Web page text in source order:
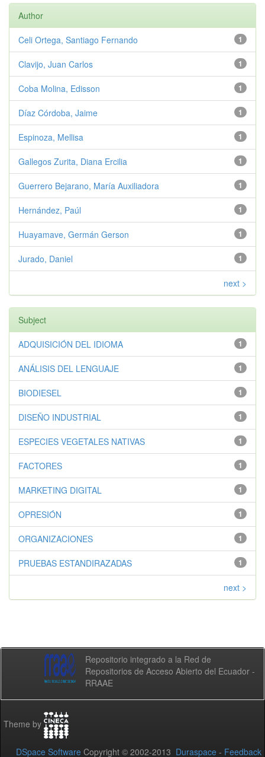
Author
1
Celi Ortega, Santiago Fernando
1
Clavijo, Juan Carlos
1
Coba Molina, Edisson
1
Díaz Córdoba, Jaime
1
Espinoza, Mellisa
1
Gallegos Zurita, Diana Ercilia
1
Guerrero Bejarano, María Auxiliadora
1
Hernández, Paúl
1
Huayamave, Germán Gerson
1
Jurado, Daniel
next >
Subject
1
ADQUISICIÓN DEL IDIOMA
1
ANÁLISIS DEL LENGUAJE
1
BIODIESEL
1
DISEÑO INDUSTRIAL
1
ESPECIES VEGETALES NATIVAS
1
FACTORES
1
MARKETING DIGITAL
1
OPRESIÓN
1
ORGANIZACIONES
1
PRUEBAS ESTANDIRAZADAS
next >
Repositorio integrado a la Red de
Repositorios de Acceso Abierto del Ecuador -
RRAAE
Theme by
DSpace Software Copyright © 2002-2013 Duraspace - Feedback